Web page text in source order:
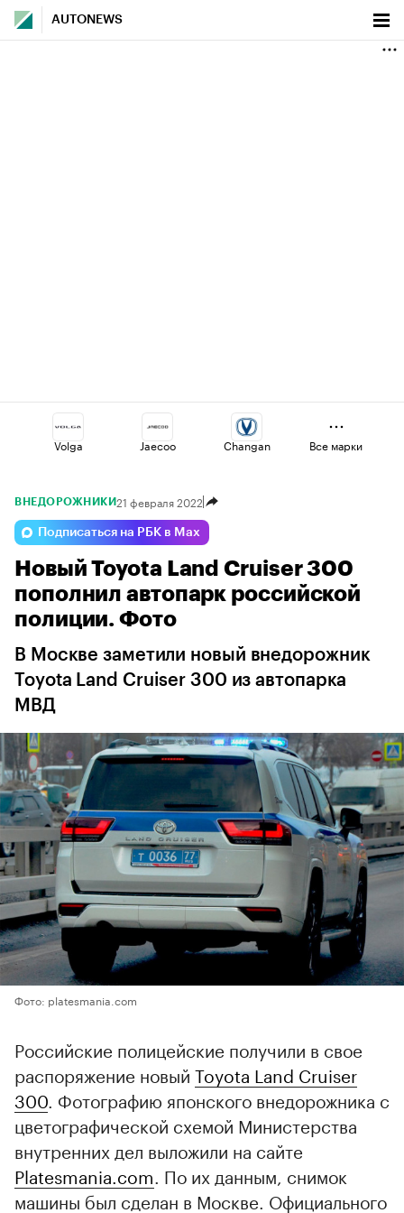
AUTONEWS
Volga Jaecoo Changan
Esteo Voyah
Lada Geely Haval
Все марки
ВНЕДОРОЖНИКИ21 февраля 2022
Подписаться на РБК в Max
Новый Toyota Land Cruiser 300
пополнил автопарк российской
полиции. Фото
В Москве заметили новый внедорожник
Toyota Land Cruiser 300 из автопарка
МВД
Фото: platesmania.com
Российские полицейские получили в свое
распоряжение новый Toyota Land Cruiser
300 . Фотографию японского внедорожника с
цветографической схемой Министерства
внутренних дел выложили на сайте
Platesmania.com . По их данным, снимок
машины был сделан в Москве. Официального